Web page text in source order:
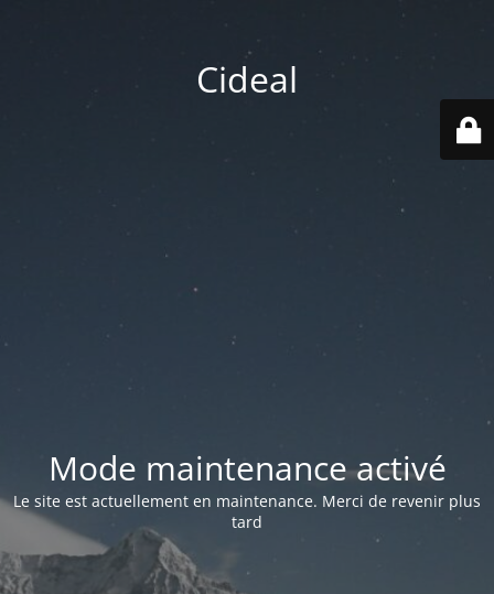
Cideal
Mode maintenance activé
Le site est actuellement en maintenance. Merci de revenir plus
tard